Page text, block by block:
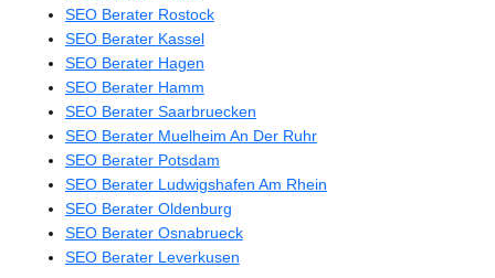
SEO Berater Rostock
SEO Berater Kassel
SEO Berater Hagen
SEO Berater Hamm
SEO Berater Saarbruecken
SEO Berater Muelheim An Der Ruhr
SEO Berater Potsdam
SEO Berater Ludwigshafen Am Rhein
SEO Berater Oldenburg
SEO Berater Osnabrueck
SEO Berater Leverkusen